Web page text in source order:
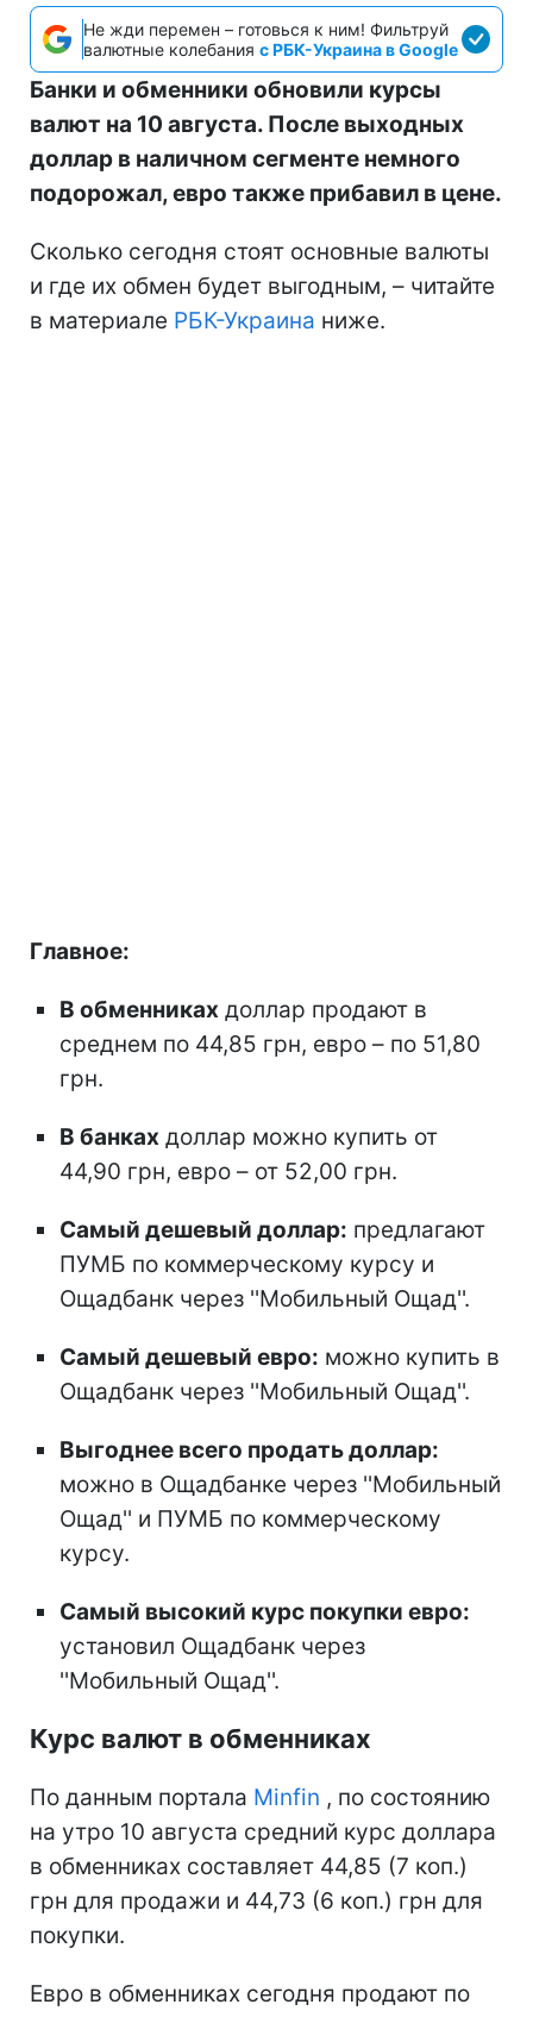
Не жди перемен – готовься к ним! Фильтруй
валютные колебания с РБК-Украина в Google
Банки и обменники обновили курсы
валют на 10 августа. После выходных
доллар в наличном сегменте немного
подорожал, евро также прибавил в цене.
Сколько сегодня стоят основные валюты
и где их обмен будет выгодным, – читайте
в материале РБК-Украина ниже.
Главное:
В обменниках доллар продают в
среднем по 44,85 грн, евро – по 51,80
грн.
В банках доллар можно купить от
44,90 грн, евро – от 52,00 грн.
Самый дешевый доллар: предлагают
ПУМБ по коммерческому курсу и
Ощадбанк через ''Мобильный Ощад''.
Самый дешевый евро: можно купить в
Ощадбанк через ''Мобильный Ощад''.
Выгоднее всего продать доллар:
можно в Ощадбанке через ''Мобильный
Ощад'' и ПУМБ по коммерческому
курсу.
Самый высокий курс покупки евро:
установил Ощадбанк через
''Мобильный Ощад''.
Курс валют в обменниках
По данным портала Minfin , по состоянию
на утро 10 августа средний курс доллара
в обменниках составляет 44,85 (7 коп.)
грн для продажи и 44,73 (6 коп.) грн для
покупки.
Евро в обменниках сегодня продают по